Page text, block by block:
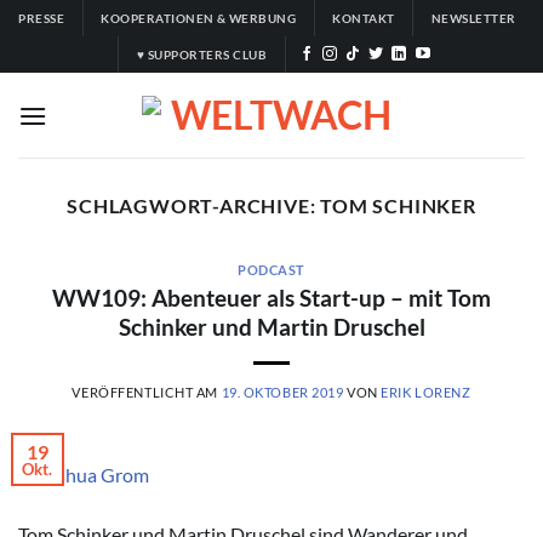
Zum
springen
PRESSE KOOPERATIONEN & WERBUNG KONTAKT NEWSLETTER
♥ SUPPORTERS CLUB
SCHLAGWORT-ARCHIVE:TOM SCHINKER
PODCAST
WW109: Abenteuer als Start-up – mit Tom
Schinker und Martin Druschel
VERÖFFENTLICHT AM 19. OKTOBER 2019 VON ERIK LORENZ
© Joshua Grom
19
Okt.